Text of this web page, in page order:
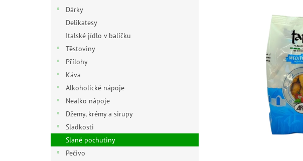
Dárky
Delikatesy
Italské jídlo v balíčku
Těstoviny
Přílohy
Káva
Alkoholické nápoje
Nealko nápoje
Džemy, krémy a sirupy
Sladkosti
Slané pochutiny
Pečivo